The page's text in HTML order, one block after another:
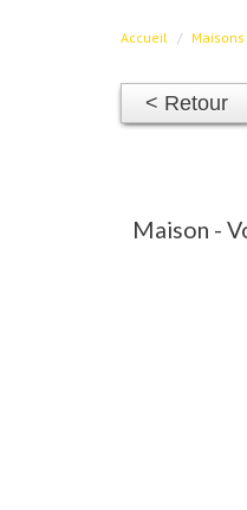
Accueil
< Retour
Maison -